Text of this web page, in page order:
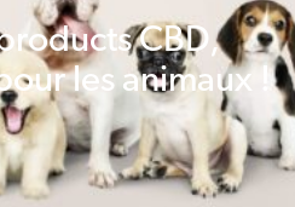
CBD,
les animaux !